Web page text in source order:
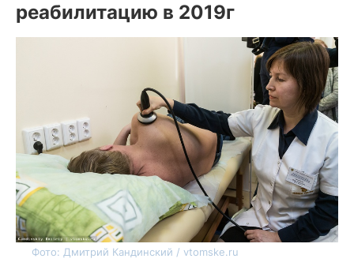
реабилитацию в 2019г
Фото: Дмитрий Кандинский / vtomske.ru